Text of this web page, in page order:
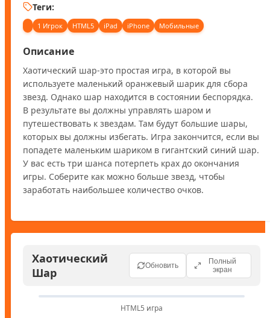
Теги:
1 Игрок HTML5 iPad iPhone Мобильные
Описание
Хаотический шар-это простая игра, в которой вы
используете маленький оранжевый шарик для сбора
звезд. Однако шар находится в состоянии беспорядка.
В результате вы должны управлять шаром и
путешествовать к звездам. Там будут большие шары,
которых вы должны избегать. Игра закончится, если вы
попадете маленьким шариком в гигантский синий шар.
У вас есть три шанса потерпеть крах до окончания
игры. Соберите как можно больше звезд, чтобы
заработать наибольшее количество очков.
Хаотический
Шар
Обновить
Полный
экран
HTML5 игра